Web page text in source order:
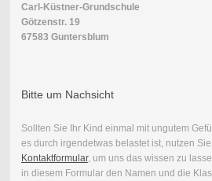
Carl-Küstner-Grundschule
Götzenstr. 19
67583 Guntersblum
Bitte um Nachsicht
Sollten Sie Ihr Kind einmal mit ungutem
es durch irgendetwas belastet ist, nutzen
Kontaktformular, um uns das wissen zu
in diesem Formular den Namen und die